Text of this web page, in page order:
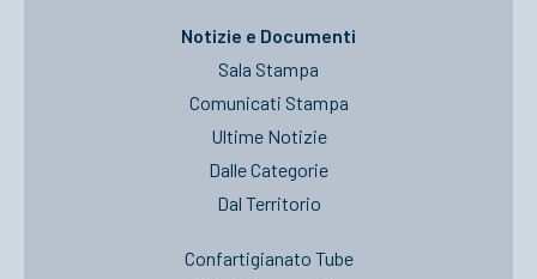
Notizie e Documenti
Sala Stampa
Comunicati Stampa
Ultime Notizie
Dalle Categorie
Dal Territorio
Confartigianato Tube